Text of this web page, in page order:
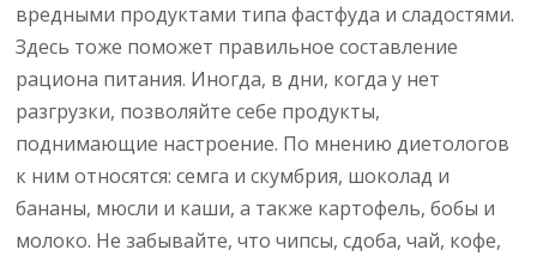
вредными продуктами типа фастфуда и сладостями.
Здесь тоже поможет правильное составление
рациона питания. Иногда, в дни, когда у нет
разгрузки, позволяйте себе продукты,
поднимающие настроение. По мнению диетологов
к ним относятся: семга и скумбрия, шоколад и
бананы, мюсли и каши, а также картофель, бобы и
молоко. Не забывайте, что чипсы, сдоба, чай, кофе,